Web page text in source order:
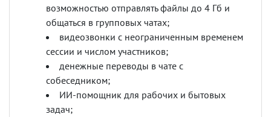
возможностью отправлять файлы до 4 Гб и
общаться в групповых чатах;
видеозвонки с неограниченным временем
сессии и числом участников;
денежные переводы в чате с
собеседником;
ИИ-помощник для рабочих и бытовых
задач;